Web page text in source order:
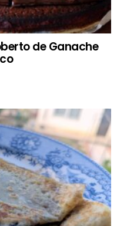
de Ganache